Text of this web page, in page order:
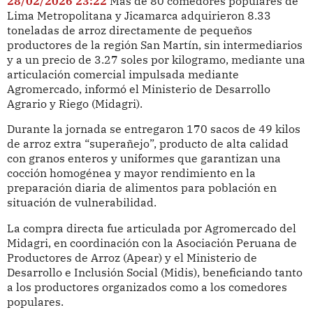
Lima Metropolitana y Jicamarca adquirieron 8.33
toneladas de arroz directamente de pequeños
productores de la región San Martín, sin intermediarios
y a un precio de 3.27 soles por kilogramo, mediante una
articulación comercial impulsada mediante
Agromercado, informó el Ministerio de Desarrollo
Agrario y Riego (Midagri).
Durante la jornada se entregaron 170 sacos de 49 kilos
de arroz extra “superañejo”, producto de alta calidad
con granos enteros y uniformes que garantizan una
cocción homogénea y mayor rendimiento en la
preparación diaria de alimentos para población en
situación de vulnerabilidad.
La compra directa fue articulada por Agromercado del
Midagri, en coordinación con la Asociación Peruana de
Productores de Arroz (Apear) y el Ministerio de
Desarrollo e Inclusión Social (Midis), beneficiando tanto
a los productores organizados como a los comedores
populares.